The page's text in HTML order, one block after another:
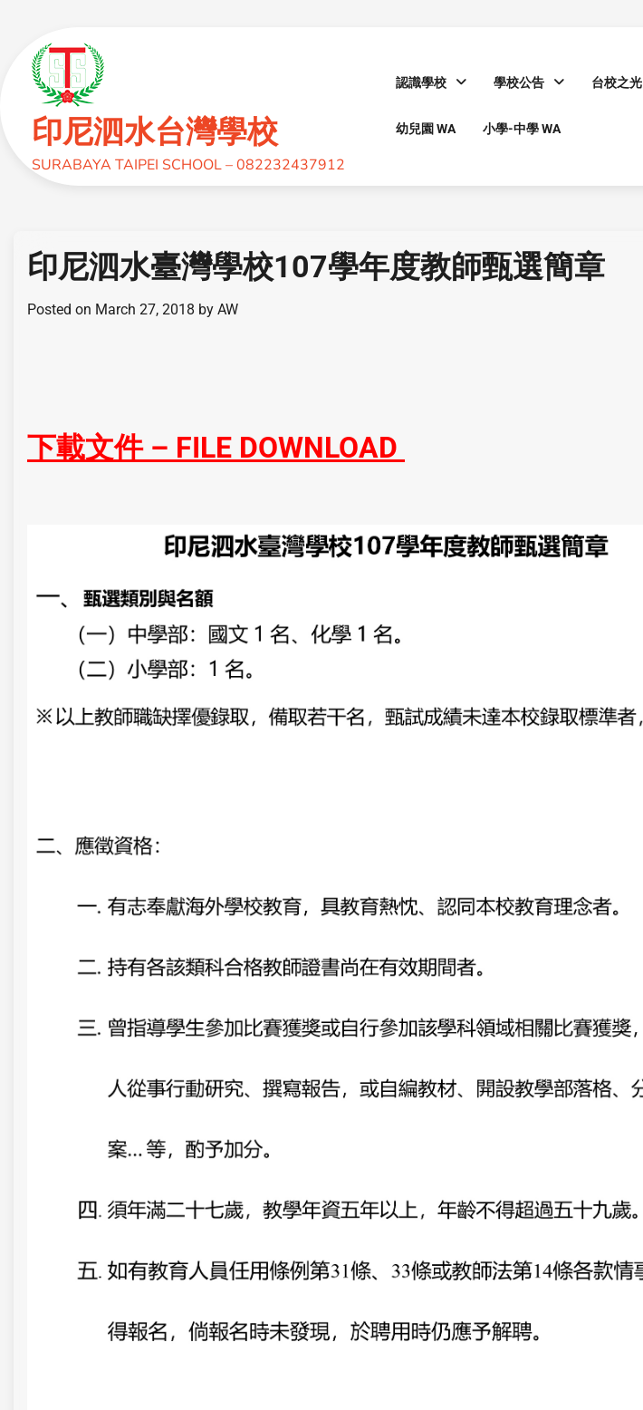
印尼泗水台灣學校
SURABAYA TAIPEI SCHOOL – 082232437912
認識學校 學校公告 台校之光
幼兒園 WA 小學-中學 WA
印尼泗水臺灣學校107學年度教師甄選簡章
Posted on March 27, 2018 by AW
下載文件 – FILE DOWNLOAD